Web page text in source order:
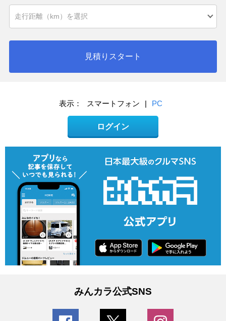
見積りスタート
表示： スマートフォン | PC
ログイン
みんカラ公式SNS